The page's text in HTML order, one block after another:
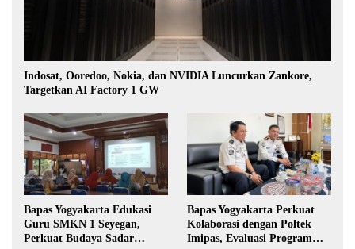
Indosat, Ooredoo, Nokia, dan NVIDIA Luncurkan Zankore,
Targetkan AI Factory 1 GW
Bapas Yogyakarta Edukasi
Guru SMKN 1 Seyegan,
Perkuat Budaya Sadar
Bapas Yogyakarta Perkuat
Kolaborasi dengan Poltek
Imipas, Evaluasi Program